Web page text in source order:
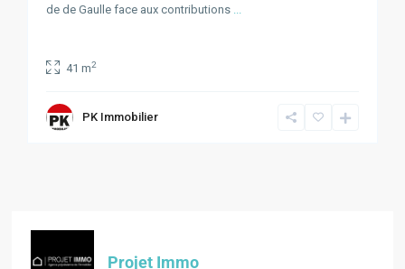
de de Gaulle face aux contributions ...
41 m2
PK Immobilier
Projet Immo